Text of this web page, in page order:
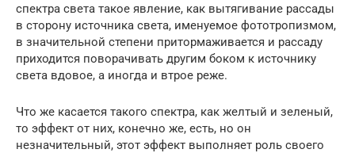
спектра света такое явление, как вытягивание рассады
в сторону источника света, именуемое фототропизмом,
в значительной степени притормаживается и рассаду
приходится поворачивать другим боком к источнику
света вдовое, а иногда и втрое реже.
Что же касается такого спектра, как желтый и зеленый,
то эффект от них, конечно же, есть, но он
незначительный, этот эффект выполняет роль своего